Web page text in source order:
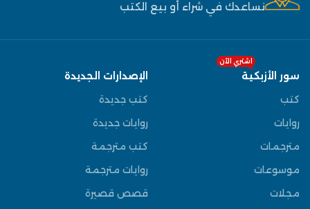
نساعدك في شراء أو بيع الكتب
سور الأزبكية
اشتري الآن
كتب
روايات
مترجمات
موسوعات
مجلات
الإصدارات الجديدة
كتب جديدة
روايات جديدة
كتب مترجمة
روايات مترجمة
قصص قصيرة